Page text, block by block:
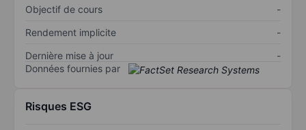
Objectif de cours
-
Rendement implicite
-
Dernière mise à jour
-
Données fournies par
Risques ESG